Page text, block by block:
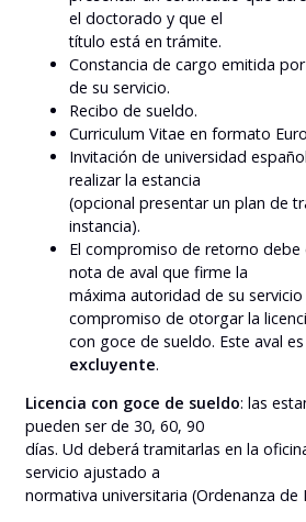
el doctorado y que el
título está en trámite.
Constancia de cargo emitida
de su servicio.
Recibo de sueldo.
Curriculum Vitae en formato
Invitación de universidad
realizar la estancia
(opcional presentar un plan de
instancia).
El compromiso de retorno debe
nota de aval que firme la
máxima autoridad de su
compromiso de otorgar la
con goce de sueldo. Este aval
excluyente.
Licencia con goce de sueldo: las
pueden ser de 30, 60, 90
días. Ud deberá tramitarlas en la
servicio ajustado a
normativa universitaria (Ordenanza de